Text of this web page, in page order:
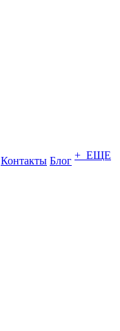
Контакты Блог + ЕЩЕ